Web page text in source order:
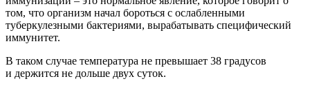
том, что организм начал бороться с ослабленными
туберкулезными бактериями, вырабатывать специфический
иммунитет.
В таком случае температура не превышает 38 градусов
и держится не дольше двух суток.